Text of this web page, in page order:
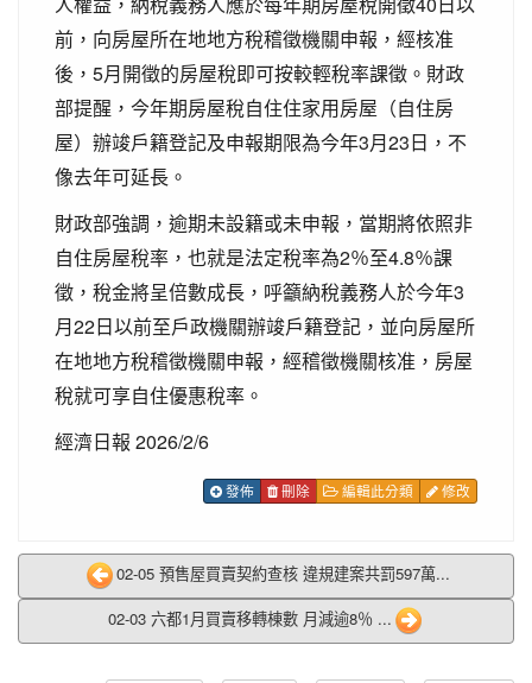
前，向房屋所在地地方稅稽徵機關申報，經核准
後，5月開徵的房屋稅即可按較輕稅率課徵。財政
部提醒，今年期房屋稅自住住家用房屋（自住房
屋）辦竣戶籍登記及申報期限為今年3月23日，不
像去年可延長。
財政部強調，逾期未設籍或未申報，當期將依照非
自住房屋稅率，也就是法定稅率為2％至4.8％課
徵，稅金將呈倍數成長，呼籲納稅義務人於今年3
月22日以前至戶政機關辦竣戶籍登記，並向房屋所
在地地方稅稽徵機關申報，經稽徵機關核准，房屋
稅就可享自住優惠稅率。
經濟日報 2026/2/6
發佈 刪除 編輯此分類 修改
02-05 預售屋買賣契約查核 違規建案共罰597萬...
02-03 六都1月買賣移轉棟數 月減逾8％ ...